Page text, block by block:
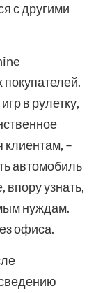
с другими
в рулетку,
клиентам, –
автомобиль
впору узнать,
нуждам.
офиса.